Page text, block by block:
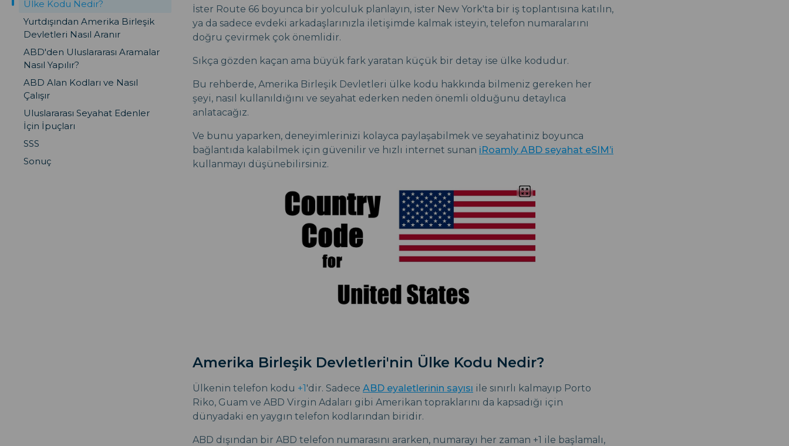
Ülke Kodu Nedir?
Yurtdışından Amerika Birleşik
Devletleri Nasıl Aranır
ABD'den Uluslararası Aramalar
Nasıl Yapılır?
ABD Alan Kodları ve Nasıl
Çalışır
Uluslararası Seyahat Edenler
İçin İpuçları
SSS
Sonuç
İster Route 66 boyunca bir yolculuk planlayın, ister New York'ta bir iş toplantısına katılın,
ya da sadece evdeki arkadaşlarınızla iletişimde kalmak isteyin, telefon numaralarını
doğru çevirmek çok önemlidir.
Sıkça gözden kaçan ama büyük fark yaratan küçük bir detay ise ülke kodudur.
Bu rehberde, Amerika Birleşik Devletleri ülke kodu hakkında bilmeniz gereken her
şeyi, nasıl kullanıldığını ve seyahat ederken neden önemli olduğunu detaylıca
anlatacağız.
Ve bunu yaparken, deneyimlerinizi kolayca paylaşabilmek ve seyahatiniz boyunca
bağlantıda kalabilmek için güvenilir ve hızlı internet sunan iRoamly ABD seyahat eSIM’i
kullanmayı düşünebilirsiniz.
Amerika Birleşik Devletleri'nin Ülke Kodu Nedir?
Ülkenin telefon kodu +1'dir. Sadece ABD eyaletlerinin sayısı ile sınırlı kalmayıp Porto
Riko, Guam ve ABD Virgin Adaları gibi Amerikan topraklarını da kapsadığı için
dünyadaki en yaygın telefon kodlarından biridir.
ABD dışından bir ABD telefon numarasını ararken, numarayı her zaman +1 ile başlamalı,